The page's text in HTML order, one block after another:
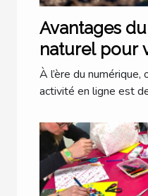
Avantages
naturel pour
ligne
À l’ère du numérique,
activité en ligne est